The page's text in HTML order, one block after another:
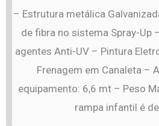
– Estrutura metálica
de fibra no sistema Spray-Up
agentes Anti-UV – Pintura
Frenagem em Canaleta –
equipamento: 6,6 mt – Peso
rampa infantil é